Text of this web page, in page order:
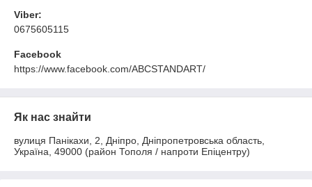
Viber:
0675605115
Facebook
https://www.facebook.com/ABCSTANDART/
Як нас знайти
вулиця Панікахи, 2, Дніпро, Дніпропетровська область,
Україна, 49000 (район Тополя / напроти Епіцентру)